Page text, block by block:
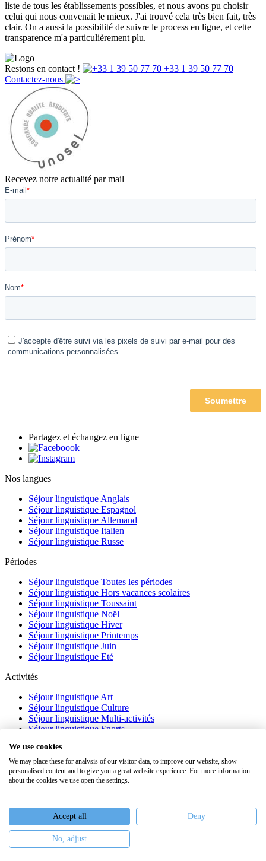
liste de tous les établissements possibles, et nous avons pu choisir
celui qui nous convenait le mieux. J'ai trouvé cela très bien fait, très
clair. On a aussi la possibilité de suivre le process en ligne, et cette
transparence m'a particulièrement plu.
Restons en contact !
+33 1 39 50 77 70
Contactez-nous
Recevez notre actualité par mail
Partagez et échangez en ligne
Nos langues
Séjour linguistique Anglais
Séjour linguistique Espagnol
Séjour linguistique Allemand
Séjour linguistique Italien
Séjour linguistique Russe
Périodes
Séjour linguistique Toutes les périodes
Séjour linguistique Hors vacances scolaires
Séjour linguistique Toussaint
Séjour linguistique Noël
Séjour linguistique Hiver
Séjour linguistique Printemps
Séjour linguistique Juin
Séjour linguistique Eté
Activités
Séjour linguistique Art
Séjour linguistique Culture
Séjour linguistique Multi-activités
Séjour linguistique Sports
À propos
FAQ
Webinaires
Nous recrutons
Keiron Education -Assurances
We use cookies
We may place these for analysis of our visitor data, to improve our website, show
personalised content and to give you a great website experience. For more information
about the cookies we use open the settings.
Accept all Deny
No, adjust